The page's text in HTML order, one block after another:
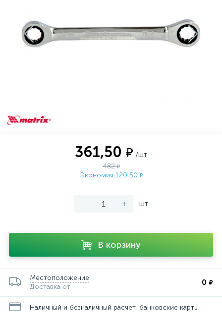
361,50 ₽ /шт
482₽
Экономия 120,50 ₽
- + шт
В корзину
Местоположение
Доставка от
0 ₽
Наличный и безналичный расчет, банковские карты